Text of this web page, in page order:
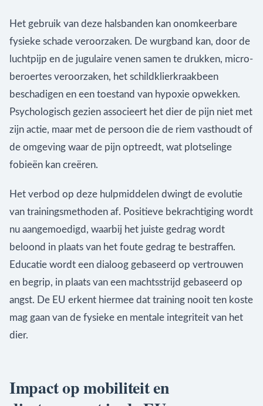
Het gebruik van deze halsbanden kan onomkeerbare
fysieke schade veroorzaken. De wurgband kan, door de
luchtpijp en de jugulaire venen samen te drukken, micro-
beroertes veroorzaken, het schildklierkraakbeen
beschadigen en een toestand van hypoxie opwekken.
Psychologisch gezien associeert het dier de pijn niet met
zijn actie, maar met de persoon die de riem vasthoudt of
de omgeving waar de pijn optreedt, wat plotselinge
fobieën kan creëren.
Het verbod op deze hulpmiddelen dwingt de evolutie
van trainingsmethoden af. Positieve bekrachtiging wordt
nu aangemoedigd, waarbij het juiste gedrag wordt
beloond in plaats van het foute gedrag te bestraffen.
Educatie wordt een dialoog gebaseerd op vertrouwen
en begrip, in plaats van een machtsstrijd gebaseerd op
angst. De EU erkent hiermee dat training nooit ten koste
mag gaan van de fysieke en mentale integriteit van het
dier.
Impact op mobiliteit en